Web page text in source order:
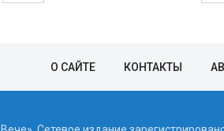
О САЙТЕ КОНТАКТЫ